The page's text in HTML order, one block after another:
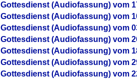
Gottesdienst (Audiofassung) vom
Gottesdienst (Audiofassung) vom
Gottesdienst (Audiofassung) vom
Gottesdienst (Audiofassung) vom
Gottesdienst (Audiofassung) vom
Gottesdienst (Audiofassung) vom
Gottesdienst (Audiofassung) vom